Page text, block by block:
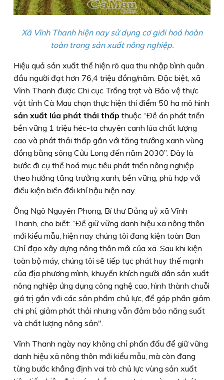
Xã Vĩnh Thanh hiện nay sử dụng cơ giới hoá hoàn
toàn trong sản xuất nông nghiệp.
Hiệu quả sản xuất thể hiện rõ qua thu nhập bình quân
đầu người đạt hơn 76,4 triệu đồng/năm. Ðặc biệt, xã
Vĩnh Thanh được Chi cục Trồng trọt và Bảo vệ thực
vật tỉnh Cà Mau chọn thực hiện thí điểm 50 ha mô hình
sản xuất lúa phát thải thấp thuộc “Ðề án phát triển
bền vững 1 triệu héc-ta chuyên canh lúa chất lượng
cao và phát thải thấp gắn với tăng trưởng xanh vùng
đồng bằng sông Cửu Long đến năm 2030”. Ðây là
bước đi cụ thể hoá mục tiêu phát triển nông nghiệp
theo hướng tăng trưởng xanh, bền vững, phù hợp với
điều kiện biến đổi khí hậu hiện nay.
Ông Ngô Nguyên Phong, Bí thư Ðảng uỷ xã Vĩnh
Thanh, cho biết: “Ðể giữ vững danh hiệu xã nông thôn
mới kiểu mẫu, hiện nay chúng tôi đang kiện toàn Ban
Chỉ đạo xây dựng nông thôn mới của xã. Sau khi kiện
toàn bộ máy, chúng tôi sẽ tiếp tục phát huy thế mạnh
của địa phương mình, khuyến khích người dân sản xuất
nông nghiệp ứng dụng công nghệ cao, hình thành chuỗi
giá trị gắn với các sản phẩm chủ lực, để góp phần giảm
chi phí, giảm phát thải nhưng vẫn đảm bảo năng suất
và chất lượng nông sản".
Vĩnh Thanh ngày nay không chỉ phấn đấu để giữ vững
danh hiệu xã nông thôn mới kiểu mẫu, mà còn đang
từng bước khẳng định vai trò chủ lực vùng sản xuất